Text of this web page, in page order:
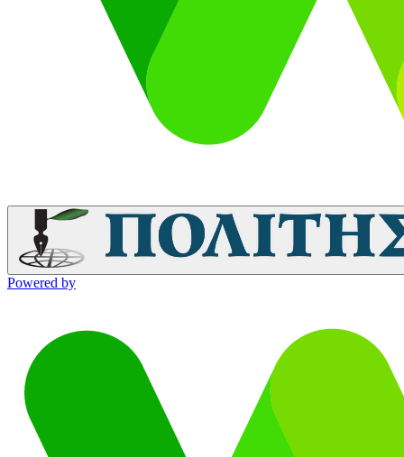
Powered by